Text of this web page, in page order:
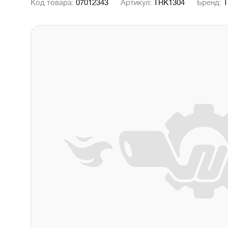
Код товара: 07012343 Артикул: TRK1304 Бренд: